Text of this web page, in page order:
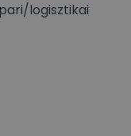
logisztikai